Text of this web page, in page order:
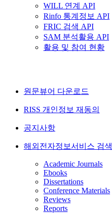
WILL 연계 API
Rinfo 통계정보 API
FRIC 검색 API
SAM 분석활용 API
활용 및 참여 현황
원문뷰어 다운로드
RISS 개인정보 재동의
공지사항
해외전자정보서비스 검색
Academic Journals
Ebooks
Dissertations
Conference Materials
Reviews
Reports